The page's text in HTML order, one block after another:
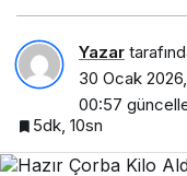
Yazar
30 Ocak
00:57
5dk, 10sn